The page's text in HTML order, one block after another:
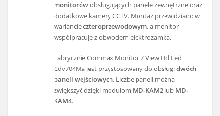
monitorówobsługujących panele zewnętrzne oraz
dodatkowe kamery CCTV. Montaż przewidziano w
wariancieczteroprzewodowym, a monitor
współpracuje z obwodem elektrozamka.
Fabrycznie Commax Monitor 7 View Hd Led
Cdv704Ma jest przystosowany do obsługidwóch
paneli wejściowych. Liczbę paneli można
zwiększyć dzięki modułom MD-KAM2 lub MD-
KAM4.